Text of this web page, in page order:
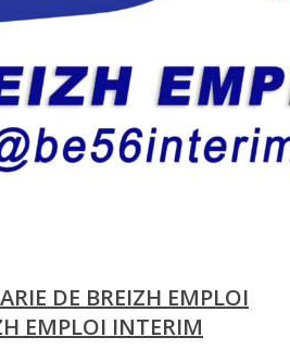
DE BREIZH EMPLOI
EMPLOI INTERIM